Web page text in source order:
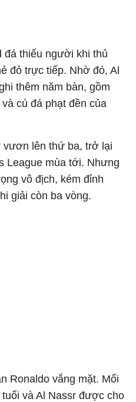
đá thiếu người khi thủ
đỏ trực tiếp. Nhờ đó, Al
thêm năm bàn, gồm
cú đá phạt đền của
vươn lên thứ ba, trở lại
League mùa tới. Nhưng
vô địch, kém đỉnh
giải còn ba vòng.
Ronaldo vắng mặt. Mối
và Al Nassr được cho